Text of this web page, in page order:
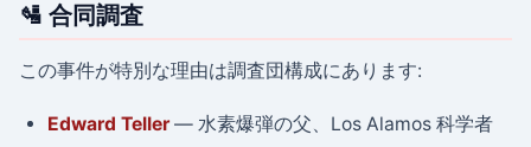
🛂 合同調査
この事件が特別な理由は調査団構成にあります:
Edward Teller— 水素爆弾の父、Los Alamos 科学者